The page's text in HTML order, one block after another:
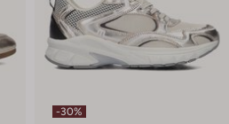
-30%